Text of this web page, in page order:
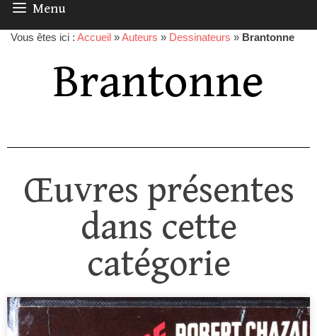
Menu
Vous êtes ici : Accueil »Auteurs » Dessinateurs » Brantonne
Brantonne
Œuvres présentes
dans cette
catégorie